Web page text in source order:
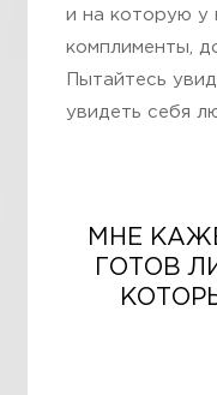
и на которую у
комплименты,
Пытайтесь
увидеть себя
МНЕ
ГОТОВ